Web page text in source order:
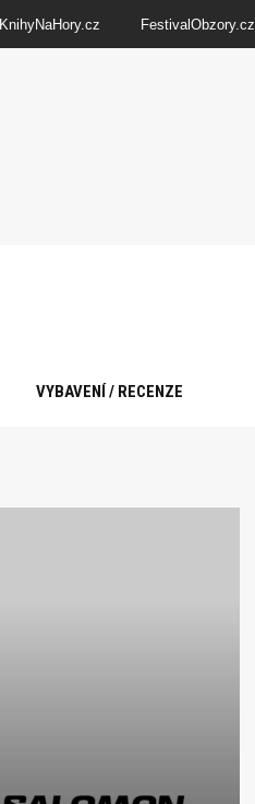
KnihyNaHory.cz FestivalObzory.cz
VYBAVENÍ / RECENZE